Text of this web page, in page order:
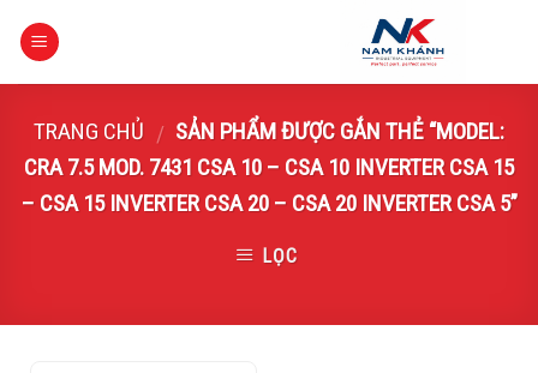
TRANG CHỦ / SẢN PHẨM ĐƯỢC GẮN THẺ “MODEL:
CRA 7.5 MOD. 7431 CSA 10 – CSA 10 INVERTER CSA 15
– CSA 15 INVERTER CSA 20 – CSA 20 INVERTER CSA 5”
LỌC